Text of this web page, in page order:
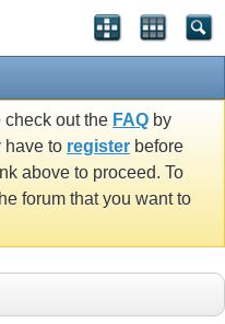
check out the FAQ by
have to register before
above to proceed. To
forum that you want to